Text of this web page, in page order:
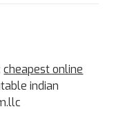
cheapest online
indian